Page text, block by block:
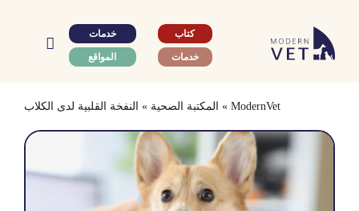
content
كتاب
خدمات
خدمات
المواقع
ModernVet
» المكتبة الصحية » النفخة القلبية لدى الكلاب